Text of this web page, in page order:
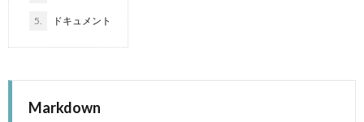
5. ドキュメント
Markdown